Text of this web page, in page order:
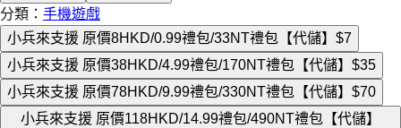
分類： 手機遊戲
小兵來支援 原價8HKD/0.99禮包/33NT禮包【代儲】 $7
小兵來支援 原價38HKD/4.99禮包/170NT禮包【代儲】 $35
小兵來支援 原價78HKD/9.99禮包/330NT禮包【代儲】 $70
小兵來支援 原價118HKD/14.99禮包/490NT禮包【代儲】